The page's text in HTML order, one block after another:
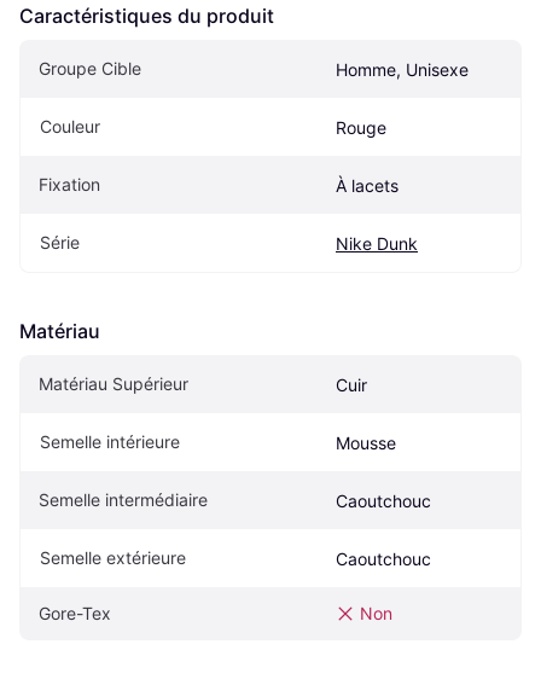
Caractéristiques du produit
Groupe Cible Homme, Unisexe
Couleur Rouge
Fixation À lacets
Série Nike Dunk
Matériau
Matériau Supérieur Cuir
Semelle intérieure Mousse
Semelle intermédiaire Caoutchouc
Semelle extérieure Caoutchouc
Gore-Tex Non